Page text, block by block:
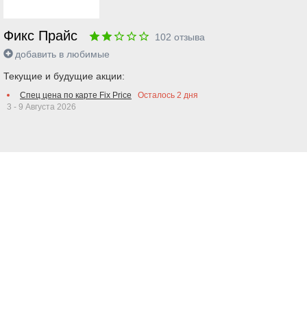
Фикс Прайс 102 отзыва
добавить в любимые
Текущие и будущие акции:
Спец цена по карте Fix Price Осталось 2 дня
3 - 9 Августа 2026